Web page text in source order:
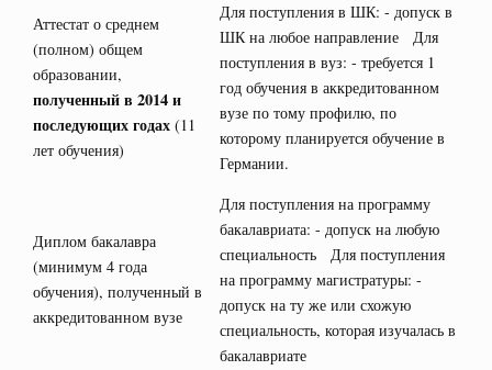
Аттестат о среднем
(полном) общем
образовании,
полученный в 2014 и
последующих годах (11
лет обучения)
Для поступления в ШК: - допуск в
ШК на любое направление Для
поступления в вуз: - требуется 1
год обучения в аккредитованном
вузе по тому профилю, по
которому планируется обучение в
Германии.
Диплом бакалавра
(минимум 4 года
обучения), полученный в
аккредитованном вузе
Для поступления на программу
бакалавриата: - допуск на любую
специальность Для поступления
на программу магистратуры: -
допуск на ту же или схожую
специальность, которая изучалась в
бакалавриате